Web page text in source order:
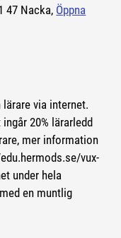
47 Nacka, Öppna
via internet.
20% lärarledd
mer information
vux-
under hela
en muntlig